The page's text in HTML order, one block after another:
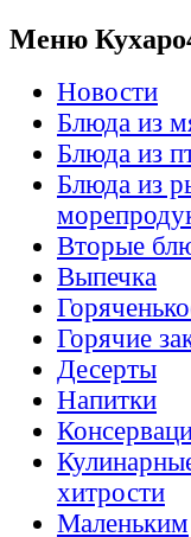
Меню
Новости
Блюда из
Блюда из
Блюда из
Вторые
Выпечка
Горячие
Десерты
Напитки
хитрости
Маленьким